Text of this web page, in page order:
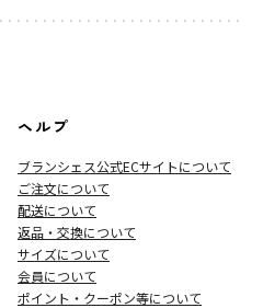
ヘルプ
ブランシェス公式ECサイトについて
ご注文について
配送について
返品・交換について
サイズについて
会員について
ポイント・クーポン等について